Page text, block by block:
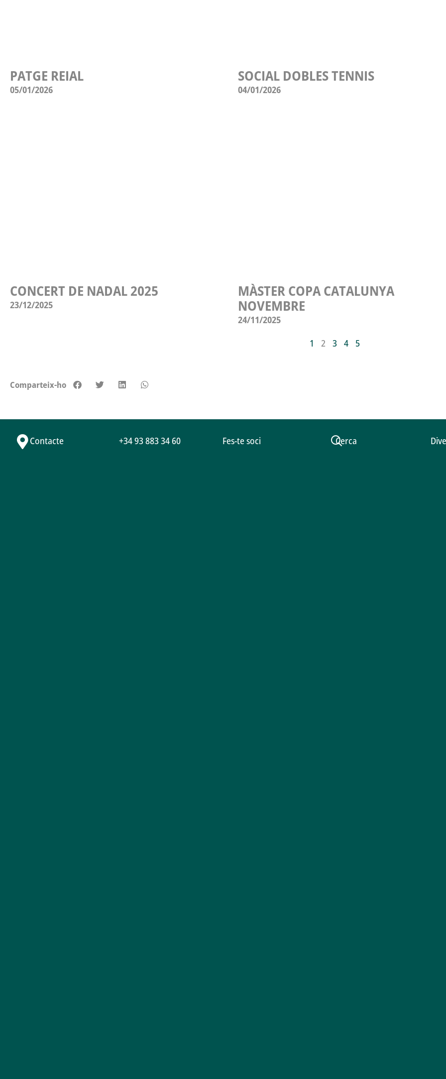
PATGE REIAL
05/01/2026
SOCIAL DOBLES TENNIS
04/01/2026
CONCERT DE NADAL 2025
23/12/2025
MÀSTER COPA CATALUNYA
NOVEMBRE
24/11/2025
1 2 3 4 5
Comparteix-ho
Contacte +34 93 883 34 60 Fes-te soci Cerca